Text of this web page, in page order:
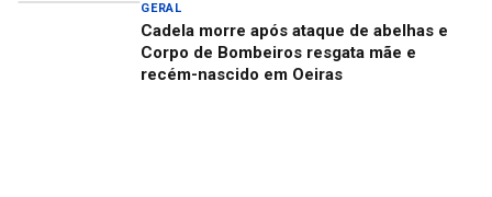
GERAL
Cadela morre após ataque de abelhas e
Corpo de Bombeiros resgata mãe e
recém-nascido em Oeiras